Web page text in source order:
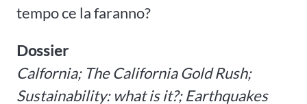
tempo ce la faranno?
Dossier
Calfornia; The California Gold Rush;
Sustainability: what is it?; Earthquakes